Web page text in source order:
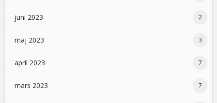
juni 2023 2
maj 2023 3
april 2023 7
mars 2023 7